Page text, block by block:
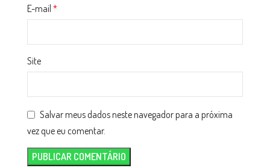
E-mail *
Site
Salvar meus dados neste navegador para a próxima
vez que eu comentar.